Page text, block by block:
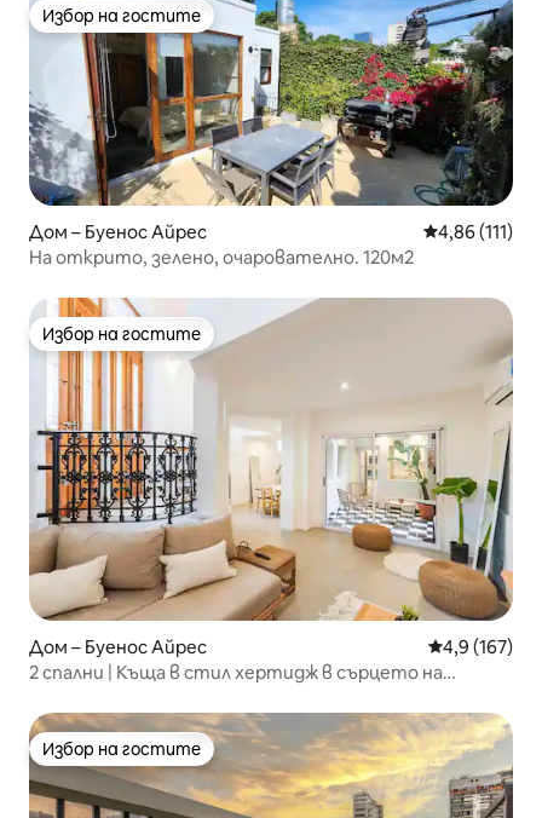
Избор на гостите
Избор на гостите
Дом – Буенос Айрес Средна
4,86 (111)
На открито, зелено, очарователно. 120м2
Избор на гостите
Избор на гостите
Дом – Буенос Айрес Средна
4,9 (167)
2 спални | Къща в стил хертидж в сърцето на
Избор на гостите
Избор на гостите